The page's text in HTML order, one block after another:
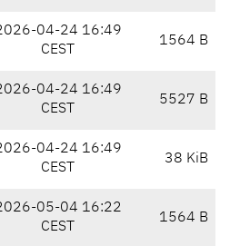
04-24 16:49
CEST
1564 B
04-24 16:49
CEST
5527 B
04-24 16:49
CEST
38 KiB
05-04 16:22
CEST
1564 B